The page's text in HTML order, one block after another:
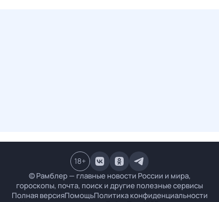
© Рамблер — главные новости России и мира,
гороскопы, почта, поиск и другие полезные сервисы
Полная версияПомощьПолитика конфиденциальности
18+